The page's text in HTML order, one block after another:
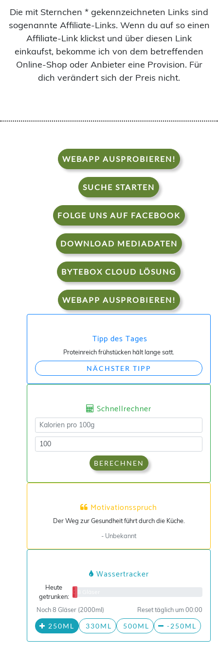
Die mit Sternchen * gekennzeichneten Links sind
sogenannte Affiliate-Links. Wenn du auf so einen
Affiliate-Link klickst und über diesen Link
einkaufst, bekomme ich von dem betreffenden
Online-Shop oder Anbieter eine Provision. Für
dich verändert sich der Preis nicht.
WEBAPP AUSPROBIEREN!
SUCHE STARTEN
FOLGE UNS AUF FACEBOOK
DOWNLOAD MEDIADATEN
BYTEBOX CLOUD LÖSUNG
WEBAPP AUSPROBIEREN!
Tipp des Tages
Proteinreich frühstücken hält lange satt.
NÄCHSTER TIPP
Schnellrechner
BERECHNEN
Motivationsspruch
Der Weg zur Gesundheit führt durch die Küche.
- Unbekannt
Wassertracker
Heute
getrunken:
0/8 Gläser
Noch 8 Gläser (2000ml) Reset täglich um 00:00
250ML 330ML 500ML -250ML